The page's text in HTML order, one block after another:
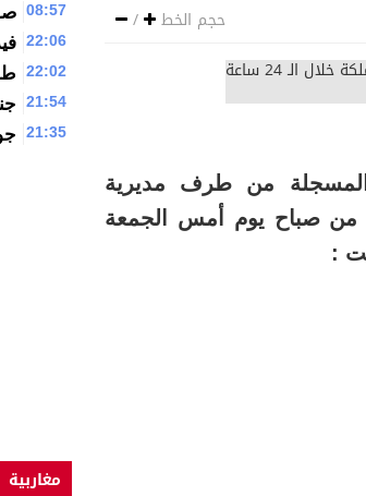
حجم الخط /
من طرف مديرية
من صباح يوم أمس الجمعة
:
08:57
22:06
22:02
21:54
21:35
مغاربية